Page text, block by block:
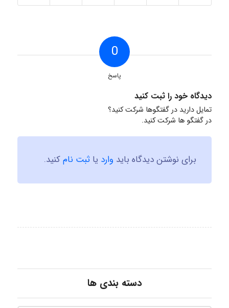
0
پاسخ
دیدگاه خود را ثبت کنید
تمایل دارید در گفتگوها شرکت کنید؟
در گفتگو ها شرکت کنید.
برای نوشتن دیدگاه باید وارد یا ثبت نامکنید.
دسته بندی ها